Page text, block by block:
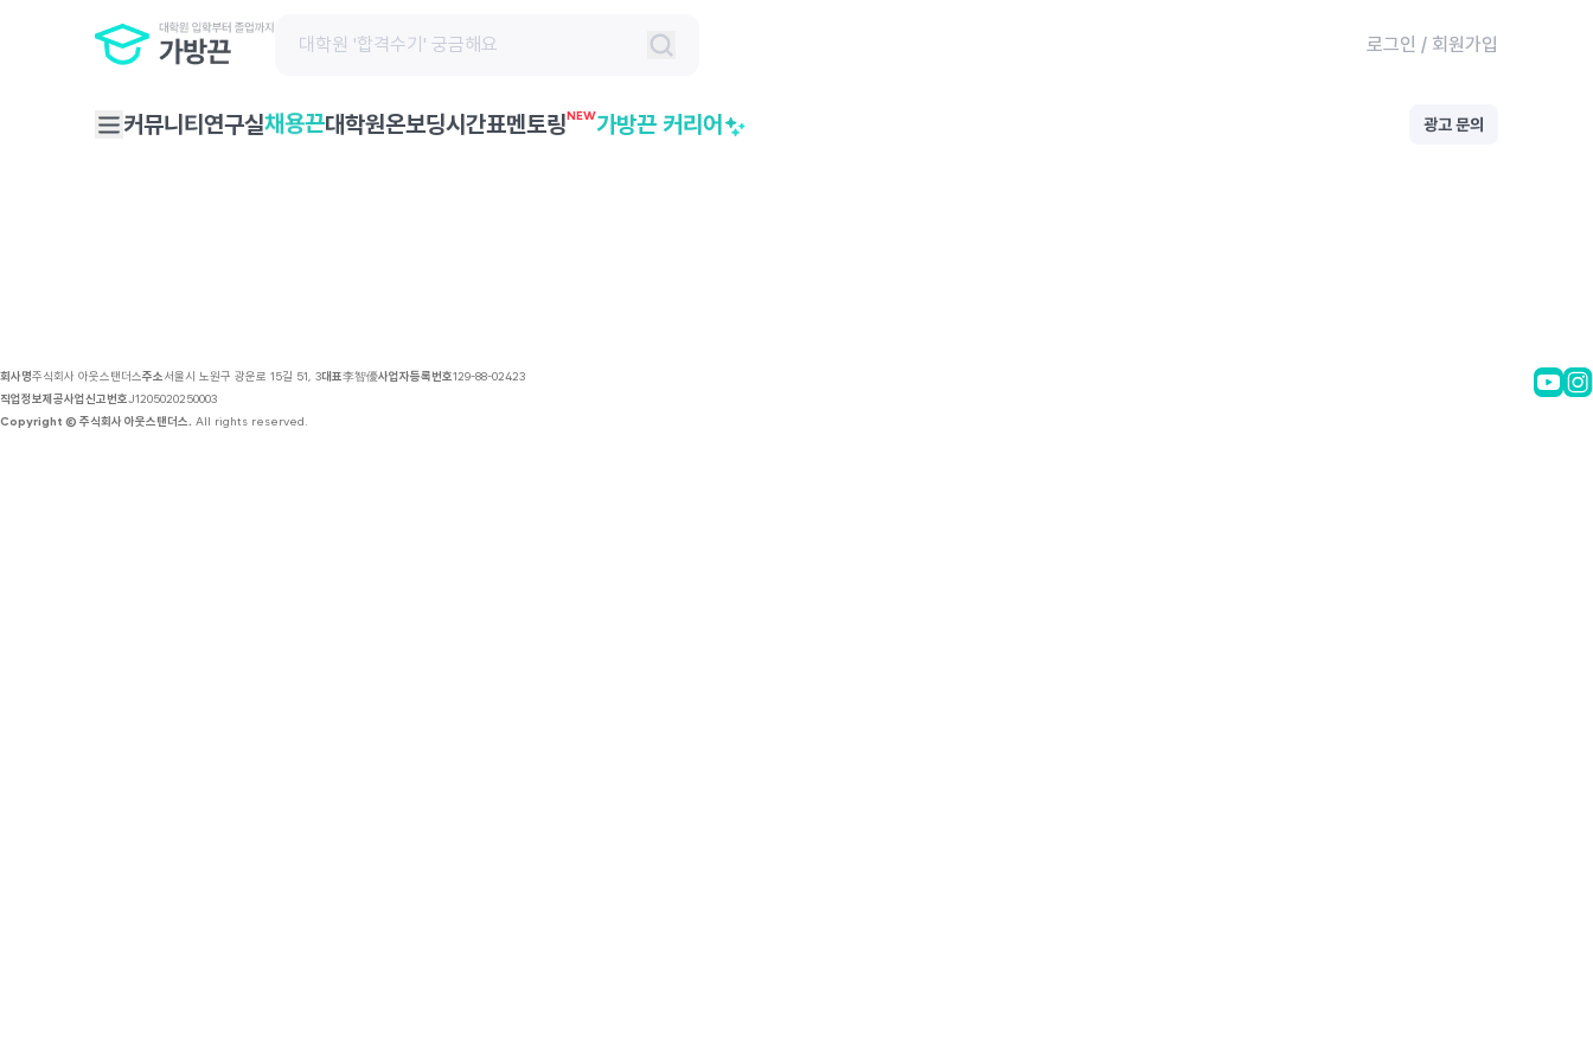
로그인 / 회원가입
커뮤니티 연구실채용끈대학원온보딩시간표멘토링NEW가방끈 커리어 광고 문의
회사명주식회사 아웃스탠더스주소서울시 노원구 광운로 15길 51, 3대표李智優사업자등록번호129-88-02423
직업정보제공사업신고번호J1205020250003
Copyright © 주식회사 아웃스탠더스. All rights reserved.